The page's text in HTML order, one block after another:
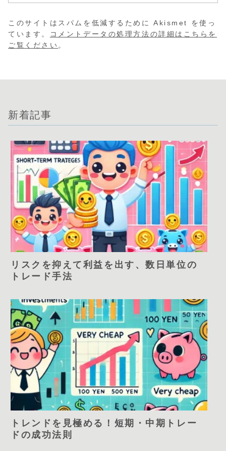
このサイトはスパムを低減するために Akismet を使っ
ています。
コメントデータの処理方法の詳細はこちらを
ご覧ください 。
新着記事
リスクを抑えて利益を出す、数日単位の
トレード手法
トレンドを見極める！短期・中期トレー
ドの成功法則